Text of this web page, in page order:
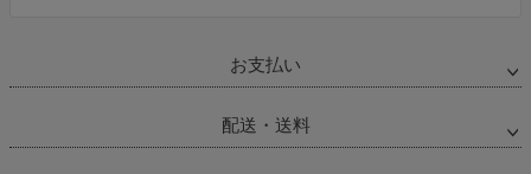
お支払い
配送・送料